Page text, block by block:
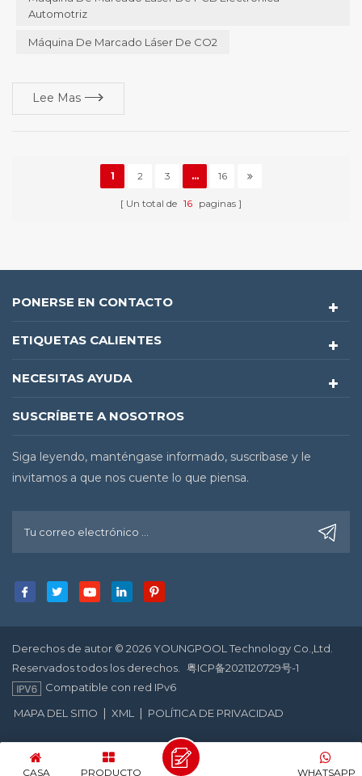
máquina de marcado láser tiene varios tipos de máquinas , y las
Automotriz
Máquina De Marcado Láser De CO2
Lee Mas
1 2 3 ... 16
Un total de 16 paginas
PONERSE EN CONTACTO
ETIQUETAS CALIENTES
NECESITAS AYUDA
SUSCRÍBETE A NOSOTROS
Siga leyendo, manténgase informado, suscríbase y le
invitamos a que nos cuente lo que piensa.
Derechos de autor © 2026 YOUNGPOOL Technology Co.,Ltd.
Reservados todos los derechos.
粤ICP备2021120729号-1
Compatible con red IPv6
MAPA DEL SITIO | XML | POLÍTICA DE PRIVACIDAD
CASA PRODUCTO WHATSAPP